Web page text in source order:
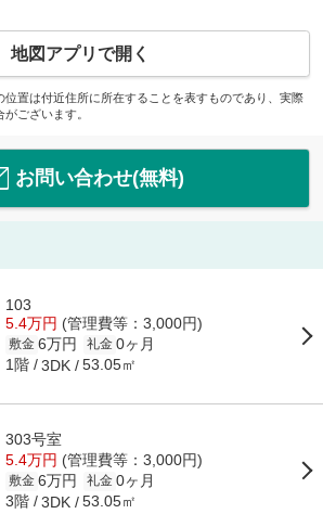
地図アプリで開く
置は付近住所に所在することを表すものであり、実際
ございます。
お問い合わせ(無料)
103
5.4万円 (管理費等：3,000円)
敷金 6万円 礼金 0ヶ月
1階 3DK 53.05㎡
303号室
5.4万円 (管理費等：3,000円)
敷金 6万円 礼金 0ヶ月
3階 3DK 53.05㎡